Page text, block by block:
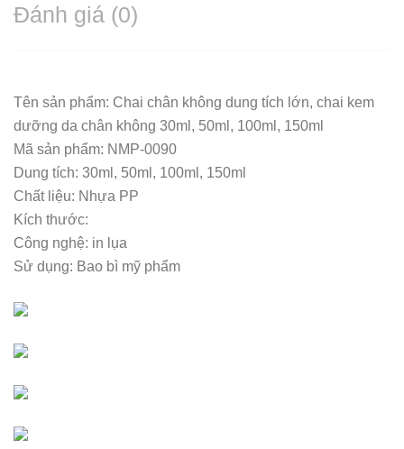
Đánh giá (0)
Tên sản phẩm: Chai chân không dung tích lớn, chai kem
dưỡng da chân không 30ml, 50ml, 100ml, 150ml
Mã sản phẩm: NMP-0090
Dung tích: 30ml, 50ml, 100ml, 150ml
Chất liệu: Nhựa PP
Kích thước:
Công nghệ: in lụa
Sử dụng: Bao bì mỹ phẩm